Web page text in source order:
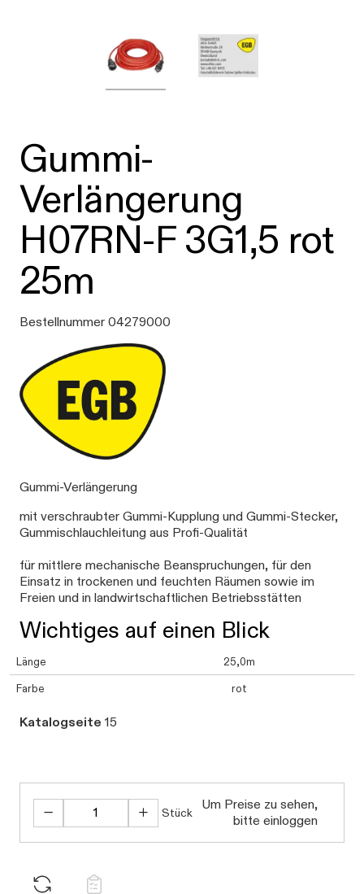
Gummi-
Verlängerung
H07RN-F 3G1,5 rot
25m
Bestellnummer 04279000
Gummi-Verlängerung
mit verschraubter Gummi-Kupplung und Gummi-Stecker,
Gummischlauchleitung aus Profi-Qualität
für mittlere mechanische Beanspruchungen, für den
Einsatz in trockenen und feuchten Räumen sowie im
Freien und in landwirtschaftlichen Betriebsstätten
Wichtiges auf einen Blick
Länge 25,0m
Farbe rot
Katalogseite 15
Stück
Um Preise zu sehen,
bitte einloggen